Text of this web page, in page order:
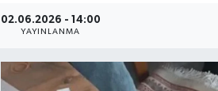
02.06.2026 - 14:00
YAYINLANMA